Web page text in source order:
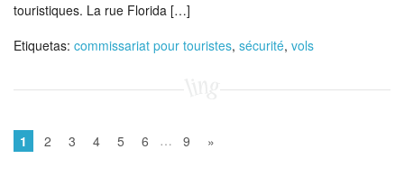
touristiques. La rue Florida […]
Etiquetas: commissariat pour touristes, sécurité, vols
1 2 3 4 5 6 … 9 »